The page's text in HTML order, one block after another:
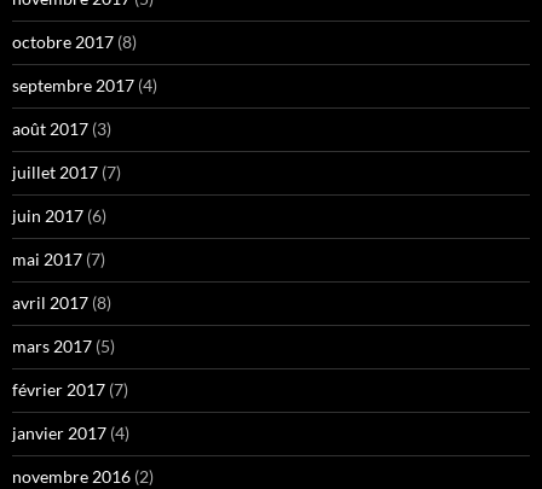
octobre 2017 (8)
septembre 2017 (4)
août 2017 (3)
juillet 2017 (7)
juin 2017 (6)
mai 2017 (7)
avril 2017 (8)
mars 2017 (5)
février 2017 (7)
janvier 2017 (4)
novembre 2016 (2)